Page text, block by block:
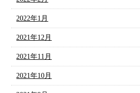
2022年1月
2021年12月
2021年11月
2021年10月